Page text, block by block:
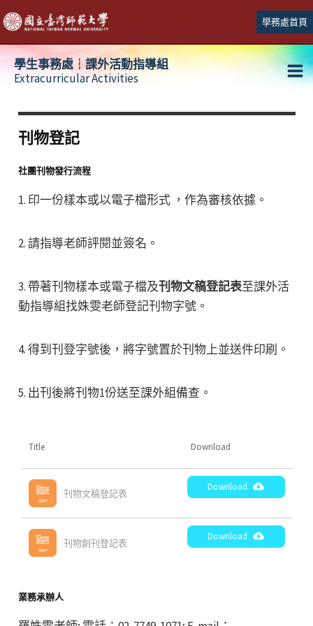
跳
至
主
學務處首頁
學生事務處┆課外活動指導組
Extracurricular Activities
刊物登記
社團刊物發行流程
1. 印一份樣本或以電子檔形式 ，作為審核依據。
2. 請指導老師評閱並簽名。
3. 帶著刊物樣本或電子檔及刊物文稿登記表至課外活
動指導組找姝雯老師登記刊物字號。
4. 得到刊登字號後，將字號置於刊物上並送件印刷。
5. 出刊後將刊物1份送至課外組備查。
Title Download
刊物文稿登記表
Download
刊物創刊登記表
Download
業務承辦人